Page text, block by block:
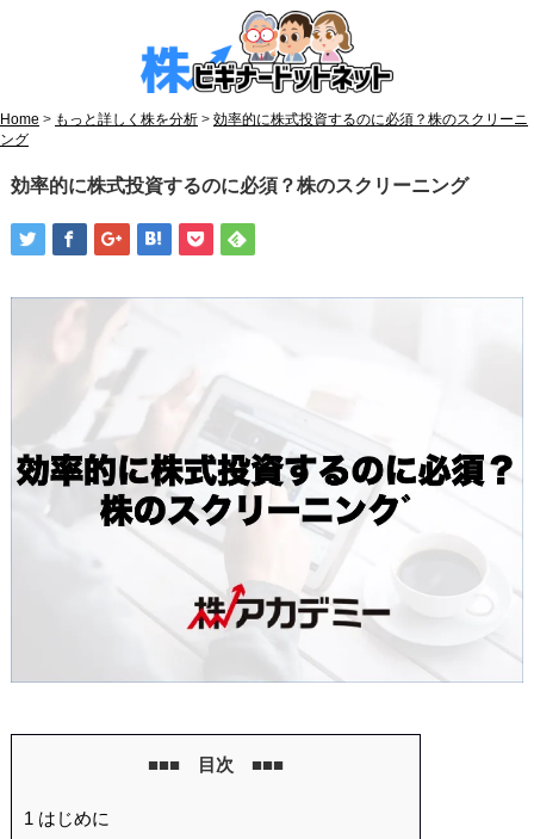
Home > もっと詳しく株を分析 > 効率的に株式投資するのに必須？株のスクリーニ
ング
効率的に株式投資するのに必須？株のスクリーニング
■■■ 目次 ■■■
1 はじめに